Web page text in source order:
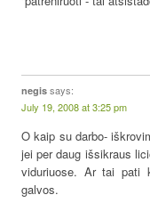
negis says:
July 19, 2008 at 3:25 pm
O kaip su darbo-
jei per daug išsikraus
viduriuose. Ar tai pati
galvos.